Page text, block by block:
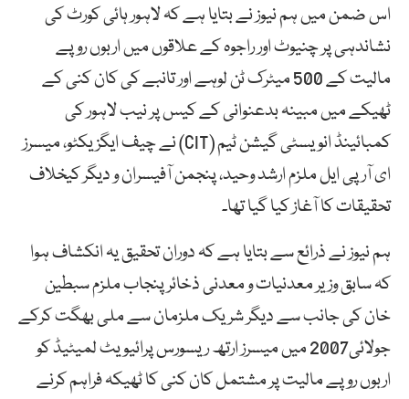
اس ضمن میں ہم نیوز نے بتایا ہے کہ لاہور ہائی کورٹ کی
نشاندہی پر چنیوٹ اور راجوہ کے علاقوں میں اربوں روپے
مالیت کے 500 میٹرک ٹن لوہے اور تانبے کی کان کنی کے
ٹھیکے میں مبینہ بدعنوانی کے کیس پر نیب لاہور کی
کمبائینڈ انویسٹی گیشن ٹیم (CIT) نے چیف ایگزیکٹو، میسرز
ای آر پی ایل ملزم ارشد وحید، پنجمن آفیسران و دیگر کیخلاف
تحقیقات کا آغاز کیا گیا تھا۔
ہم نیوز نے ذرائع سے بتایا ہے کہ دوران تحقیق یہ انکشاف ہوا
کہ سابق وزیر معدنیات و معدنی ذخائر پنجاب ملزم سبطین
خان کی جانب سے دیگر شریک ملزمان سے ملی بھگت کرکے
جولائی2007 میں میسرز ارتھ ریسورس پرائیویٹ لمیٹیڈ کو
اربوں روپے مالیت پر مشتمل کان کنی کا ٹھیکہ فراہم کرنے